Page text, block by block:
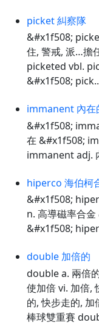
picket 糾察隊
&#x1f508;
住, 警戒, 派…擔
picketed vbl.
&#x1f508;
immanent 內在
&#x1f508;
在 &#x1f508;
immanent adj.
hiperco 海伯柯
&#x1f508;
n. 高導磁率合
&#x1f508;
double 加倍的
double a. 兩倍
使加倍 vi. 加倍,
的, 快步走的,
棒球雙重賽